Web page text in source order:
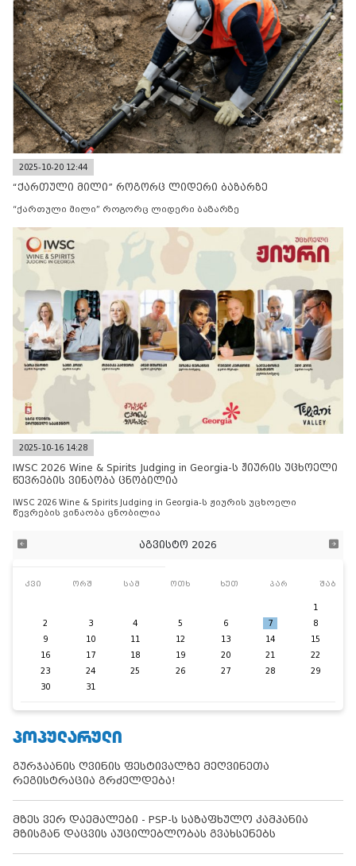
2025-10-20 12:44
“ქართული მილი” როგორც ლიდერი ბაზარზე
“ქართული მილი” როგორც ლიდერი ბაზარზე
2025-10-16 14:28
IWSC 2026 Wine & Spirits Judging in Georgia-ს ჟიურის უცხოელი
წევრების ვინაობა ცნობილია
IWSC 2026 Wine & Spirits Judging in Georgia-ს ჟიურის უცხოელი
წევრების ვინაობა ცნობილია
აგვისტო 2026
კვი ორშ სამ ოთხ ხუთ პარ შაბ
1
2
3 4 5 6 7
8
9
10 11 12 13 14
15
16
17 18 19 20 21
22
23
24 25 26 27 28
29
30
31
ᲞᲝᲞᲣᲚᲐᲠᲣᲚᲘ
გურჯაანის ღვინის ფესტივალზე მეღვინეთა
რეგისტრაცია გრძელდება!
მზეს ვერ დაემალები - PSP-ს საზაფხულო კამპანია
მზისგან დაცვის აუცილებლობას გვახსენებს